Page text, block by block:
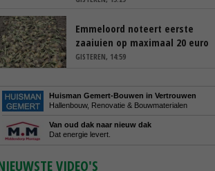
Emmeloord noteert eerste
zaaiuien op maximaal 20 euro
GISTEREN, 14:59
Huisman Gemert-Bouwen in Vertrouwen
Hallenbouw, Renovatie & Bouwmaterialen
Van oud dak naar nieuw dak
Dat energie levert.
VIDEO'S